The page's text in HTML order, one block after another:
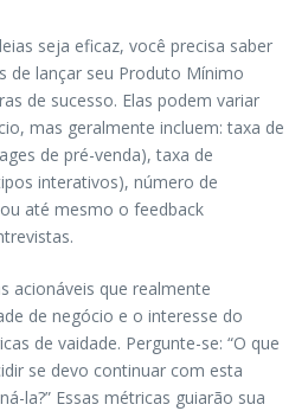
seja eficaz, você precisa saber
de lançar seu Produto Mínimo
de sucesso. Elas podem variar
mas geralmente incluem: taxa de
de pré-venda), taxa de
interativos), número de
até mesmo o feedback
acionáveis que realmente
de negócio e o interesse do
de vaidade. Pergunte-se: “O que
se devo continuar com esta
la?” Essas métricas guiarão sua